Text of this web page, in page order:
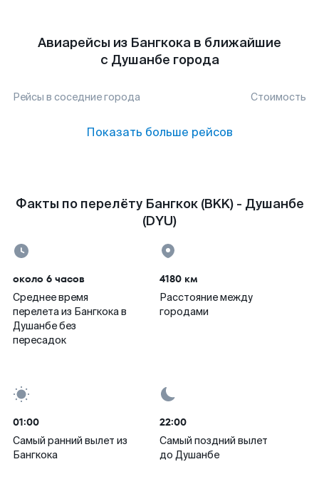
Авиарейсы из Бангкока в ближайшие
с Душанбе города
Рейсы в соседние города Стоимость
Показать больше рейсов
Факты по перелёту Бангкок (BKK) - Душанбе
(DYU)
около 6 часов
Среднее время
перелета из Бангкока в
Душанбе без
пересадок
4180 км
Расстояние между
городами
01:00
Самый ранний вылет из
Бангкока
22:00
Самый поздний вылет
до Душанбе